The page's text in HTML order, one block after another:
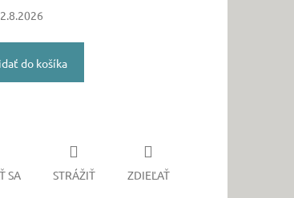
do košíka
SA STRÁŽIŤ ZDIEĽAŤ